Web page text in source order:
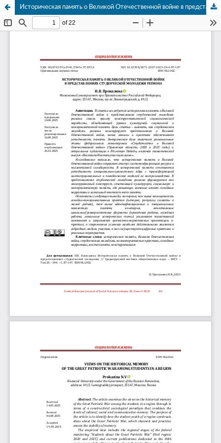
Историческая память о Великой Отечественной войне в представлениях студенческой молодежи